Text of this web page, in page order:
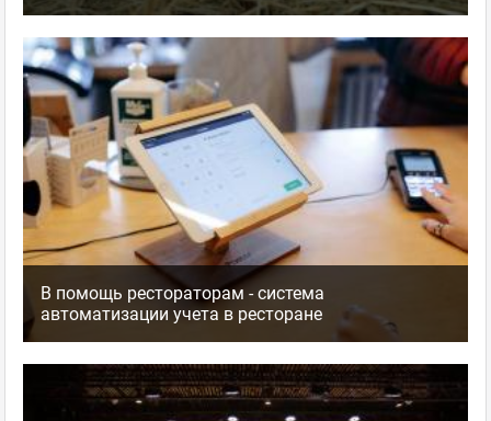
В помощь рестораторам - система
автоматизации учета в ресторане